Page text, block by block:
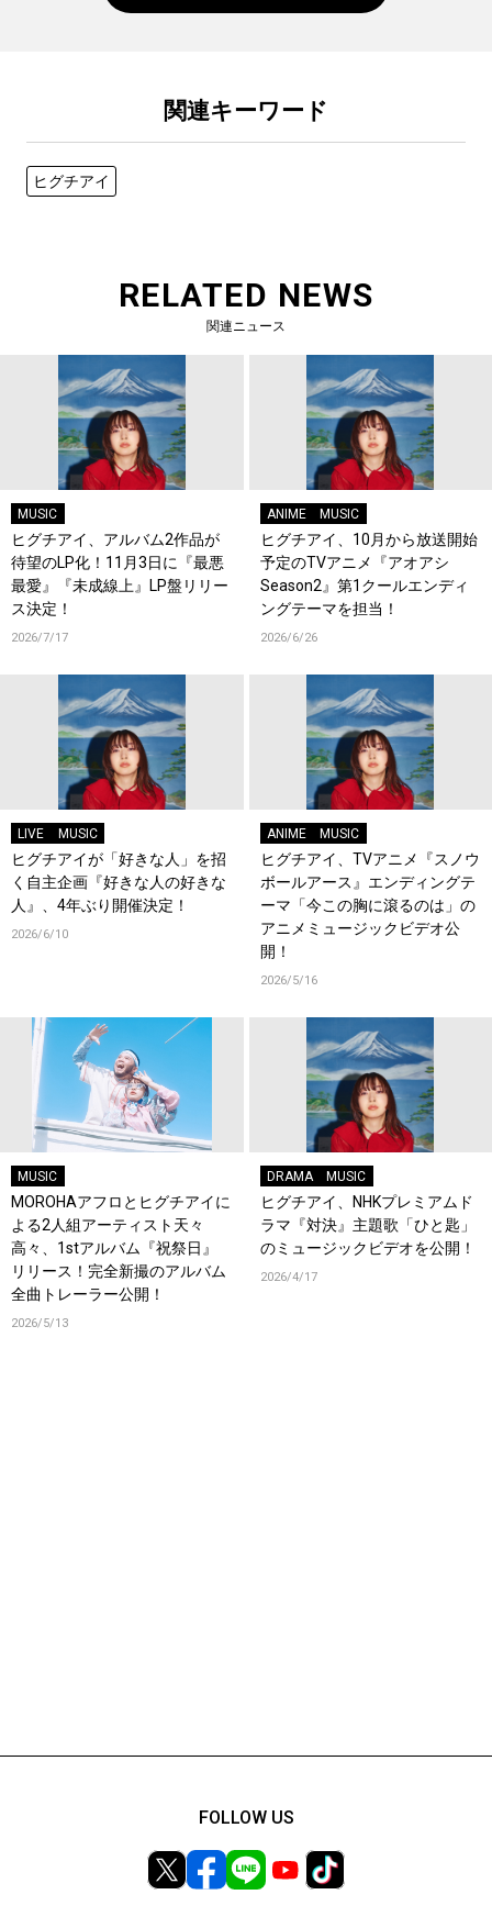
関連キーワード
ヒグチアイ
RELATED NEWS
関連ニュース
MUSIC
ヒグチアイ、アルバム2作品が
待望のLP化！11月3日に『最悪
最愛』『未成線上』LP盤リリー
ス決定！
2026/7/17
ANIME MUSIC
ヒグチアイ、10月から放送開始
予定のTVアニメ『アオアシ
Season2』第1クールエンディ
ングテーマを担当！
2026/6/26
LIVE MUSIC
ヒグチアイが「好きな人」を招
く自主企画『好きな人の好きな
人』、4年ぶり開催決定！
2026/6/10
ANIME MUSIC
ヒグチアイ、TVアニメ『スノウ
ボールアース』エンディングテ
ーマ「今この胸に滾るのは」の
アニメミュージックビデオ公
開！
2026/5/16
MUSIC
MOROHAアフロとヒグチアイに
よる2人組アーティスト天々
高々、1stアルバム『祝祭日』
リリース！完全新撮のアルバム
全曲トレーラー公開！
2026/5/13
DRAMA MUSIC
ヒグチアイ、NHKプレミアムド
ラマ『対決』主題歌「ひと匙」
のミュージックビデオを公開！
2026/4/17
FOLLOW US